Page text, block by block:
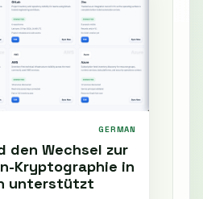
GERMAN
den Wechsel zur
Kryptographie in
unterstützt